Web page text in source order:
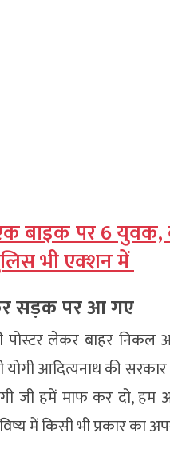
बाइक पर 6
भी एक्‍शन में
सड़क पर आ गए
पोस्टर लेकर बाहर
योगी आदित्यनाथ की
जी हमें माफ कर दो,
में किसी भी प्रकार